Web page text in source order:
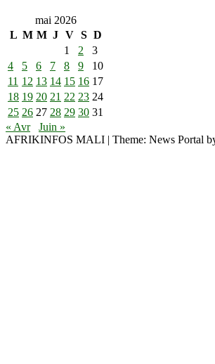
mai 2026
L M M J V S D
1
2
3
4
5 6 7 8 9
10
11 12 13 14 15 16 17
18 19 20 21 22 23 24
25 26 27 28 29 30 31
« Avr
Juin »
AFRIKINFOS MALI | Theme: News Portal